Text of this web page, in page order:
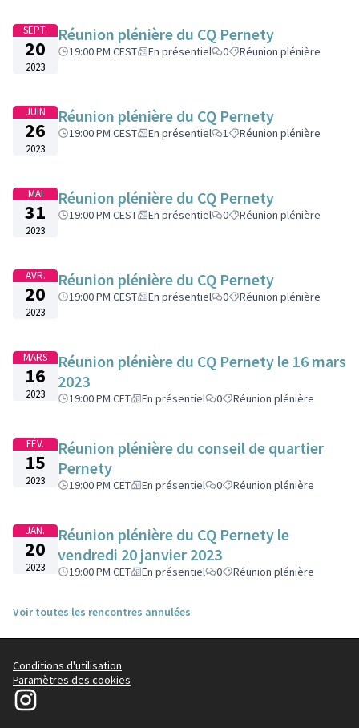
SEPT.
20
2023
Réunion plénière du CQ Pernety
19:00 PM CEST En présentiel 0 Réunion plénière
JUIN
26
2023
Réunion plénière du CQ Pernety
19:00 PM CEST En présentiel 1 Réunion plénière
MAI
31
2023
Réunion plénière du CQ Pernety
19:00 PM CEST En présentiel 0 Réunion plénière
AVR.
20
2023
Réunion plénière du CQ Pernety
19:00 PM CEST En présentiel 0 Réunion plénière
MARS
16
2023
Réunion plénière du CQ Pernety le 16 mars
2023
19:00 PM CET En présentiel 0 Réunion plénière
FÉV.
15
2023
Réunion plénière du conseil de quartier
Pernety
19:00 PM CET En présentiel 0 Réunion plénière
JAN.
20
2023
Réunion plénière du CQ Pernety le
vendredi 20 janvier 2023
19:00 PM CET En présentiel 0 Réunion plénière
Voir toutes les rencontres annulées
Conditions d'utilisation
Paramètres des cookies
Le14participe sur Instagram